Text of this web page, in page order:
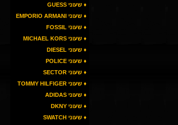
♦ שעוני GUESS
♦ שעוני EMPORIO ARMANI
♦ שעוני FOSSIL
♦ שעוני MICHAEL KORS
♦ שעוני DIESEL
♦ שעוני POLICE
♦ שעוני SECTOR
♦ שעוני TOMMY HILFIGER
♦ שעוני ADIDAS
♦ שעוני DKNY
♦ שעוני SWATCH